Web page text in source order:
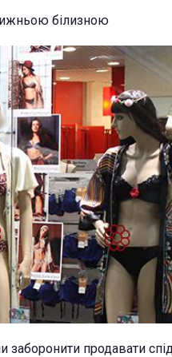
білизною
заборонити продавати